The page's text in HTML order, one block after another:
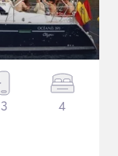
3 4